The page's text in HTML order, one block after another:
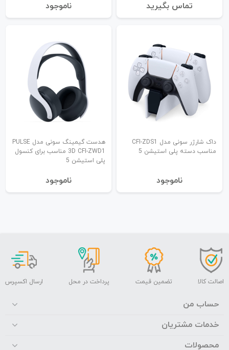
تماس بگیرید نا‌موجود
داک شارژر سونی مدل CFI-ZDS1
مناسب دسته پلی استیشن 5
نا‌موجود
هدست گیمینگ سونی مدل PULSE
3D CFI-ZWD1 مناسب برای کنسول
پلی استیشن 5
نا‌موجود
اصالت کالا تضمین قیمت پرداخت در محل ارسال اکسپرس
حساب من
خدمات مشتریان
محصولات